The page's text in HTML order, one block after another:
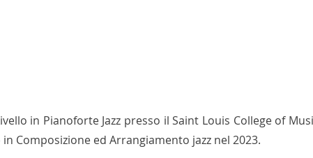
in Pianoforte Jazz presso il Saint Louis College of
Composizione ed Arrangiamento jazz nel 2023.